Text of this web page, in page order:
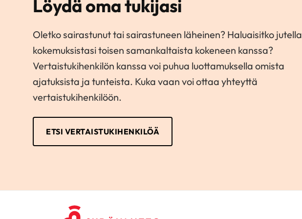
Löydä oma tukijasi
Oletko sairastunut tai sairastuneen läheinen? Haluaisitko jutella
kokemuksistasi toisen samankaltaista kokeneen kanssa?
Vertaistukihenkilön kanssa voi puhua luottamuksella omista
ajatuksista ja tunteista. Kuka vaan voi ottaa yhteyttä
vertaistukihenkilöön.
ETSI VERTAISTUKIHENKILÖÄ